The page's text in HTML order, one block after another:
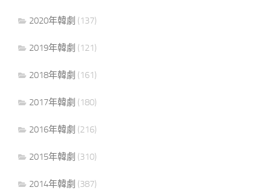
2020年韓劇 (137)
2019年韓劇 (121)
2018年韓劇 (161)
2017年韓劇 (180)
2016年韓劇 (216)
2015年韓劇 (310)
2014年韓劇 (387)